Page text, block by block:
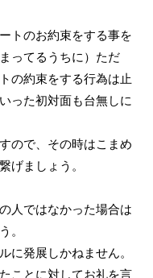
トのお約束をする事を
ってるうちに）ただ
の約束をする行為は止
った初対面も台無しに
ので、その時はこまめ
げましょう。
人ではなかった場合は
。
に発展しかねません。
ことに対してお礼を言